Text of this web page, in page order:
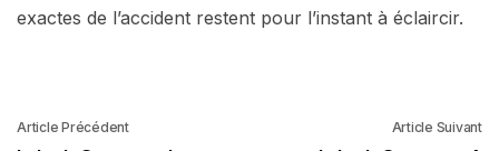
exactes de l’accident restent pour l’instant à éclaircir.
Article Précédent Article Suivant